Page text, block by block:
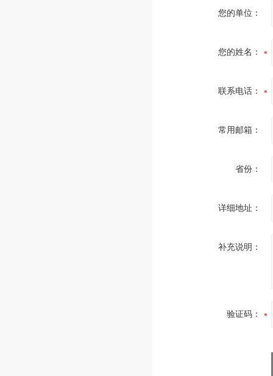
您的单位：
您的姓名：
联系电话：
常用邮箱：
省份：
详细地址：
补充说明：
验证码：